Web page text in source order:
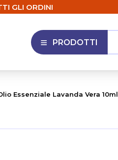
GLI ORDINI
APRI MENU
PRODOTTI
Essenziale Lavanda Vera 10ml